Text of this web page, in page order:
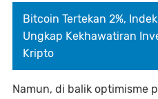
Bitcoin Tertekan 2%,
Ungkap Kekhawatiran
Kripto
Namun, di balik optimisme